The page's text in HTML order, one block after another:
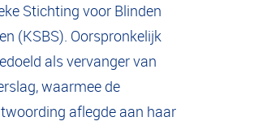
Stichting voor Blinden
(KSBS). Oorspronkelijk
als vervanger van
waarmee de
aflegde aan haar